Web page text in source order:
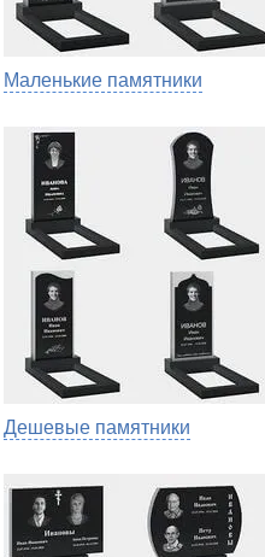
Маленькие памятники
Дешевые памятники